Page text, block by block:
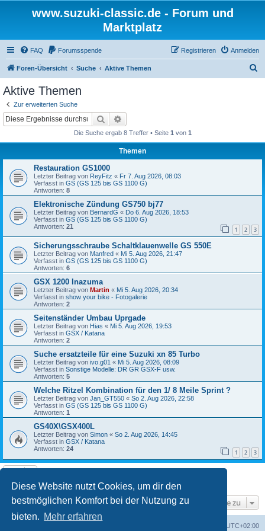
Diese Website nutzt Cookies, um dir den
bestmöglichen Komfort bei der Nutzung zu
bieten. Mehr erfahren
www.suzuki-classic.de - Forum und
Marktplatz
FAQ Forumsspende Anmelden
Registrieren
Foren-Übersicht Suche Aktive Themen
Aktive Themen
Zur erweiterten Suche
Suche
Die Suche ergab 8 Treffer • Seite 1 von 1
Themen
Restauration GS1000
Letzter Beitrag von ReyFitz « Fr 7. Aug 2026, 08:03
Verfasst in GS (GS 125 bis GS 1100 G)
Antworten: 8
Elektronische Zündung GS750 bj77
Letzter Beitrag von BernardG « Do 6. Aug 2026, 18:53
Verfasst in GS (GS 125 bis GS 1100 G)
Antworten: 21 1 2 3
Sicherungsschraube Schaltklauenwelle GS 550E
Letzter Beitrag von Manfred « Mi 5. Aug 2026, 21:47
Verfasst in GS (GS 125 bis GS 1100 G)
Antworten: 6
GSX 1200 Inazuma
Letzter Beitrag von Martin « Mi 5. Aug 2026, 20:34
Verfasst in show your bike - Fotogalerie
Antworten: 2
Seitenständer Umbau Uprgade
Letzter Beitrag von Hias « Mi 5. Aug 2026, 19:53
Verfasst in GSX / Katana
Antworten: 2
Suche ersatzteile für eine Suzuki xn 85 Turbo
Letzter Beitrag von ivo.g01 « Mi 5. Aug 2026, 08:09
Verfasst in Sonstige Modelle: DR GR GSX-F usw.
Antworten: 5
Welche Ritzel Kombination für den 1/ 8 Meile Sprint ?
Letzter Beitrag von Jan_GT550 « So 2. Aug 2026, 22:58
Verfasst in GS (GS 125 bis GS 1100 G)
Antworten: 1
GS40X\GSX400L
Letzter Beitrag von Simon « So 2. Aug 2026, 14:45
Verfasst in GSX / Katana
Antworten: 24 1 2 3
Die Suche ergab 8 Treffer • Seite1von
Gehe zu
UTC+02:00